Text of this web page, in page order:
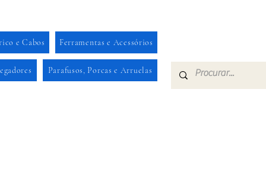
e Cabos Ferramentas e Acessórios
Parafusos, Porcas e Arruelas